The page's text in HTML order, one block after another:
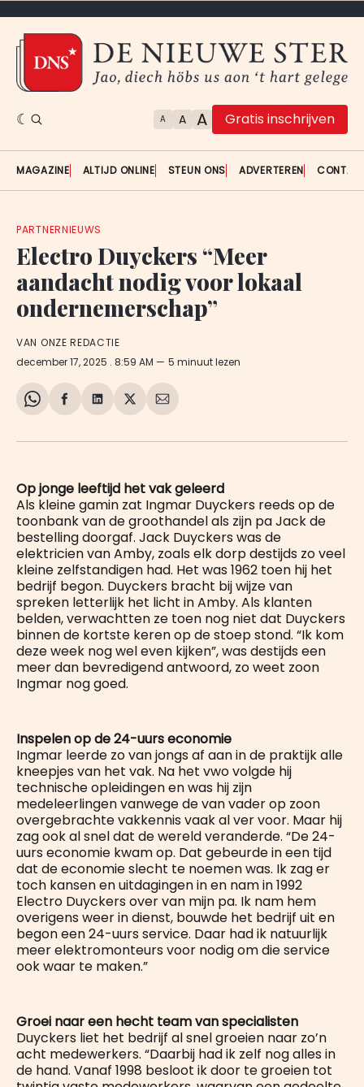
A A A Gratis inschrijven
MAGAZINE ALTIJD ONLINE STEUN ONS ADVERTEREN
PARTNERNIEUWS
Electro Duyckers “Meer
aandacht nodig voor lokaal
ondernemerschap”
VAN ONZE REDACTIE
december 17, 2025 . 8:59 AM 5 minuut lezen
Share
WhatsApp
Delen
Facebook
Delen
LinkedIn
Share
X
Deel
E-
Op jonge leeftijd het vak geleerd
Als kleine gamin zat Ingmar Duyckers reeds op de
toonbank van de groothandel als zijn pa Jack de
bestelling doorgaf. Jack Duyckers was de
elektricien van Amby, zoals elk dorp destijds zo veel
kleine zelfstandigen had. Het was 1962 toen hij het
bedrijf begon. Duyckers bracht bij wijze van
spreken letterlijk het licht in Amby. Als klanten
belden, verwachtten ze toen nog niet dat Duyckers
binnen de kortste keren op de stoep stond. “Ik kom
deze week nog wel even kijken”, was destijds een
meer dan bevredigend antwoord, zo weet zoon
Ingmar nog goed.
Inspelen op de 24-uurs economie
Ingmar leerde zo van jongs af aan in de praktijk alle
kneepjes van het vak. Na het vwo volgde hij
technische opleidingen en was hij zijn
medeleerlingen vanwege de van vader op zoon
overgebrachte vakkennis vaak al ver voor. Maar hij
zag ook al snel dat de wereld veranderde. “De 24-
uurs economie kwam op. Dat gebeurde in een tijd
dat de economie slecht te noemen was. Ik zag er
toch kansen en uitdagingen in en nam in 1992
Electro Duyckers over van mijn pa. Ik nam hem
overigens weer in dienst, bouwde het bedrijf uit en
begon een 24-uurs service. Daar had ik natuurlijk
meer elektromonteurs voor nodig om die service
ook waar te maken.”
Groei naar een hecht team van specialisten
Duyckers liet het bedrijf al snel groeien naar zo’n
acht medewerkers. “Daarbij had ik zelf nog alles in
de hand. Vanaf 1998 besloot ik door te groeien tot